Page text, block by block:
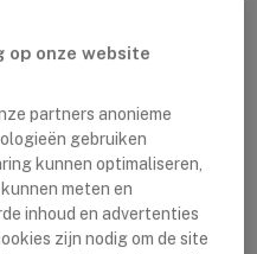
op onze website
partners anonieme
gebruiken
kunnen optimaliseren,
meten en
inhoud en advertenties
zijn nodig om de site